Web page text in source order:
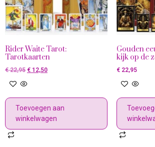
Rider Waite Tarot:
Tarotkaarten
€22,95 € 12,50
Toevoegen aan
winkelwagen
Gouden
kijk op de
€22,95